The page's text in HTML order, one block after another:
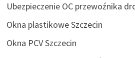
Ubezpieczenie OC przewoźnika
Okna plastikowe Szczecin
Okna PCV Szczecin